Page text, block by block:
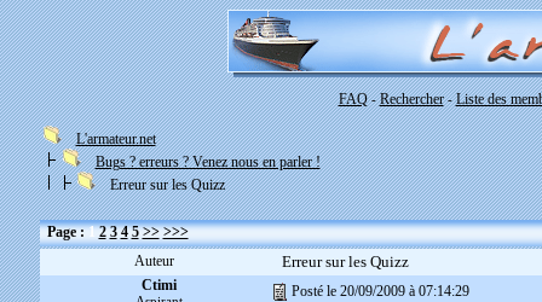
FAQ-Rechercher-Liste des
L'armateur.net
Bugs ? erreurs ? Venez nous en parler !
Erreur sur les Quizz
Page :1 2 3 4 5 >> >>>
Auteur
Erreur sur les Quizz
Ctimi Posté le 20/09/2009 à 07:14:29